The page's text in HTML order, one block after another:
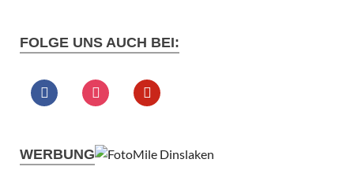
FOLGE UNS AUCH BEI:
WERBUNG